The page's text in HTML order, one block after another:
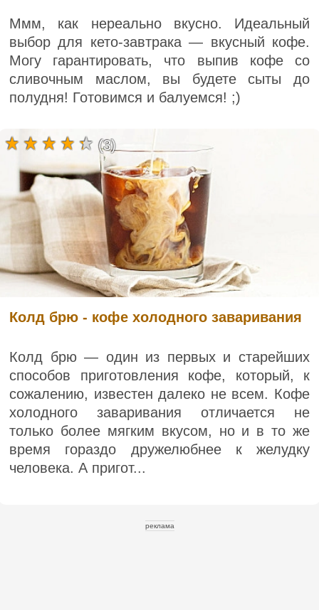
Ммм, как нереально вкусно. Идеальный
выбор для кето-завтрака — вкусный кофе.
Могу гарантировать, что выпив кофе со
сливочным маслом, вы будете сыты до
полудня! Готовимся и балуемся! ;)
Колд брю - кофе холодного заваривания
Колд брю — один из первых и старейших
способов приготовления кофе, который, к
сожалению, известен далеко не всем. Кофе
холодного заваривания отличается не
только более мягким вкусом, но и в то же
время гораздо дружелюбнее к желудку
человека. А пригот...
(3)
реклама